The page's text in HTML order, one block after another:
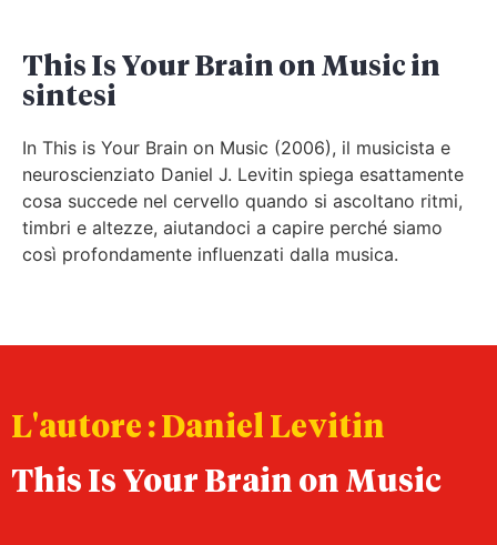
This Is Your Brain on Music in
sintesi
In This is Your Brain on Music (2006), il musicista e
neuroscienziato Daniel J. Levitin spiega esattamente
cosa succede nel cervello quando si ascoltano ritmi,
timbri e altezze, aiutandoci a capire perché siamo
così profondamente influenzati dalla musica.
L'autore : Daniel Levitin
This Is Your Brain on Music